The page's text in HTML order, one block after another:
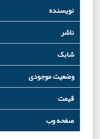
نویسنده
ناشر
شابک
وضعیت موجودی
قیمت
صفحه وب